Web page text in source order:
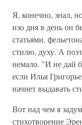
Я, конечно, знал,
изо дня в день он
статьями,
стилю, духу. А
немало. "И не дай
если Илья
начнет выдавать
Вот над чем я
стихотворение